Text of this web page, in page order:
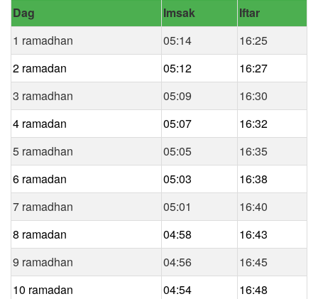
Dag
Imsak
Iftar
1 ramadhan
05:14
16:25
2 ramadan
05:12
16:27
3 ramadhan
05:09
16:30
4 ramadan
05:07
16:32
5 ramadhan
05:05
16:35
6 ramadan
05:03
16:38
7 ramadhan
05:01
16:40
8 ramadan
04:58
16:43
9 ramadhan
04:56
16:45
10 ramadan
04:54
16:48